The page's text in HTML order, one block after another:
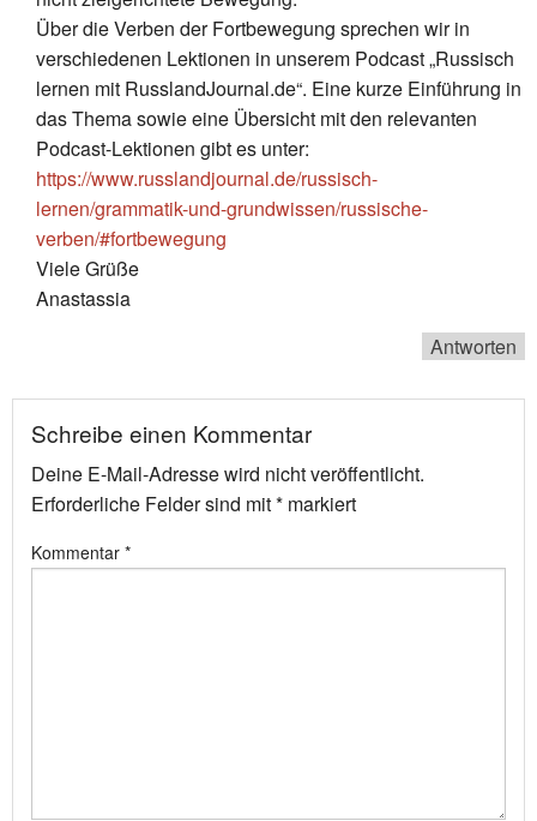
Über die Verben der Fortbewegung sprechen wir in
verschiedenen Lektionen in unserem Podcast „Russisch
lernen mit RusslandJournal.de“. Eine kurze Einführung in
das Thema sowie eine Übersicht mit den relevanten
Podcast-Lektionen gibt es unter:
https://www.russlandjournal.de/russisch-
lernen/grammatik-und-grundwissen/russische-
verben/#fortbewegung
Viele Grüße
Anastassia
Antworten
Schreibe einen Kommentar
Deine E-Mail-Adresse wird nicht veröffentlicht.
Erforderliche Felder sind mit* markiert
Kommentar *